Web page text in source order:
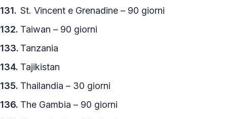
St. Vincent e Grenadine – 90 giorni
Taiwan – 90 giorni
Tanzania
Tajikistan
Thailandia – 30 giorni
The Gambia – 90 giorni